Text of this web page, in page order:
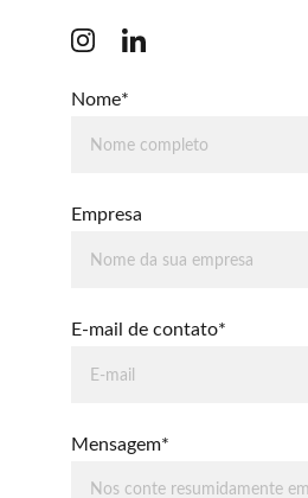
Nome*
Empresa
E-mail de contato*
Mensagem*